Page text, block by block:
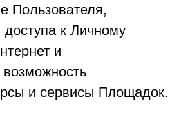
Пользователя,
к Личному
и
и сервисы Площадок.